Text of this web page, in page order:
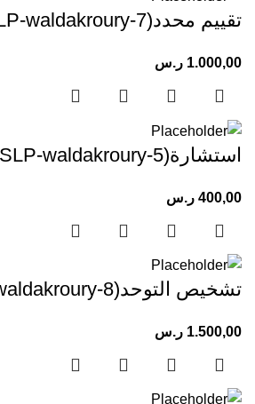
تقييم محدد(SLP-waldakroury-7)
1.000,00 ر.س
استشارة(SLP-waldakroury-5)
400,00 ر.س
تشخيص التوحد(SLP-waldakroury-8)
1.500,00 ر.س